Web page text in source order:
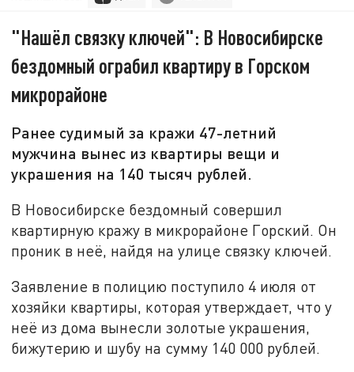
"Нашёл связку ключей": В Новосибирске
бездомный ограбил квартиру в Горском
микрорайоне
Ранее судимый за кражи 47-летний
мужчина вынес из квартиры вещи и
украшения на 140 тысяч рублей.
В Новосибирске бездомный совершил
квартирную кражу в микрорайоне Горский. Он
проник в неё, найдя на улице связку ключей.
Заявление в полицию поступило 4 июля от
хозяйки квартиры, которая утверждает, что у
неё из дома вынесли золотые украшения,
бижутерию и шубу на сумму 140 000 рублей.